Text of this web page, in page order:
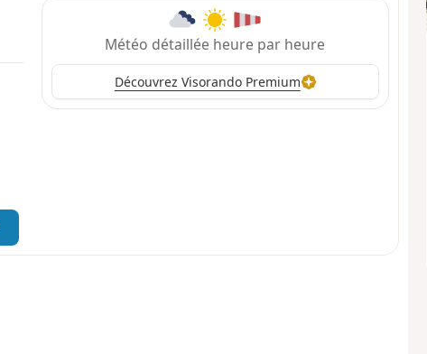
Météo détaillée heure par heure
Découvrez Visorando Premium